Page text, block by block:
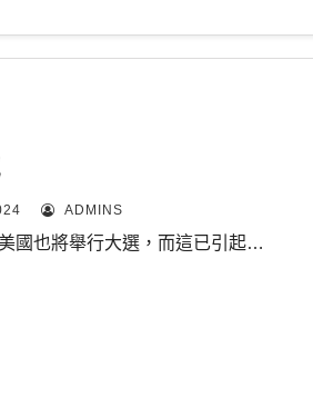
ADMINS
國也將舉行大選，而這已引起…